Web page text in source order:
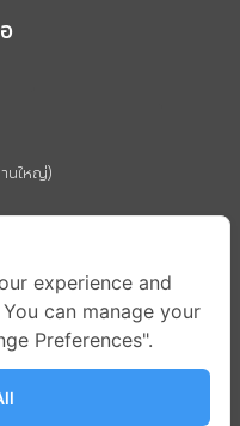
นใหญ่)
รุงเทพมหานคร 10330
experience and
can manage your
Preferences".